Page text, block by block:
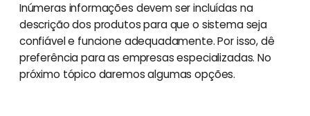
Inúmeras informações devem ser incluídas na
descrição dos produtos para que o sistema seja
confiável e funcione adequadamente. Por isso, dê
preferência para as empresas especializadas. No
próximo tópico daremos algumas opções.